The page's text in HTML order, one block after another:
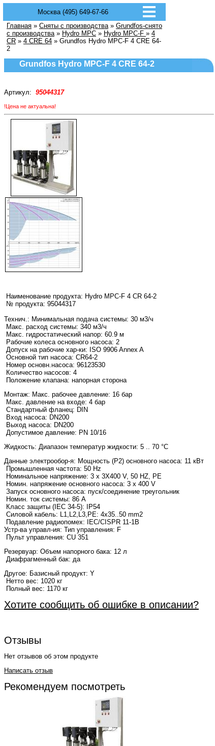
Москва (495) 649-67-66
Главная » Сняты с производства» Grundfos-снято
с производства» Hydro MPC » Hydro MPC-F » 4
CR » 4 CRE 64 » Grundfos Hydro MPC-F 4 CRE 64-
2
Grundfos Hydro MPC-F 4 CRE 64-2
Артикул: 95044317
!Цена не актуальна!
Наименование продукта: Hydro MPC-F 4 CR 64-2
№ продукта: 95044317
Технич.: Минимальная подача системы: 30 м3/ч
Макс. расход системы: 340 м3/ч
Макс. гидростатический напор: 60.9 м
Рабочие колеса основного насоса: 2
Допуск на рабочие хар-ки: ISO 9906 Annex A
Основной тип насоса: CR64-2
Номер основн.насоса: 96123530
Количество насосов: 4
Положение клапана: напорная сторона
Монтаж: Макс. рабочее давление: 16 бар
Макс. давление на входе: 4 бар
Стандартный фланец: DIN
Вход насоса: DN200
Выход насоса: DN200
Допустимое давление: PN 10/16
Жидкость: Диапазон температур жидкости: 5 .. 70 °C
Данные электрообор-я: Мощность (Р2) основного насоса: 11 кВт
Промышленная частота: 50 Hz
Номинальное напряжение: 3 x 3X400 V, 50 HZ, PE
Номин. напряжение основного насоса: 3 x 400 V
Запуск основного насоса: пуск/соединение треугольник
Номин. ток системы: 86 A
Класс защиты (IEC 34-5): IP54
Силовой кабель: L1,L2,L3,PE: 4x35..50 mm2
Подавление радиопомех: IEC/CISPR 11-1B
Устр-ва управл-ия: Тип управления: F
Пульт управления: CU 351
Резервуар: Объем напорного бака: 12 л
Диафрагменный бак: да
Другое: Базисный продукт: Y
Нетто вес: 1020 кг
Полный вес: 1170 кг
Хотите сообщить об ошибке в описании?
Отзывы
Нет отзывов об этом продукте
Написать отзыв
Рекомендуем посмотреть